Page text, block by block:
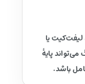
یا
پایهٔ
باشد.